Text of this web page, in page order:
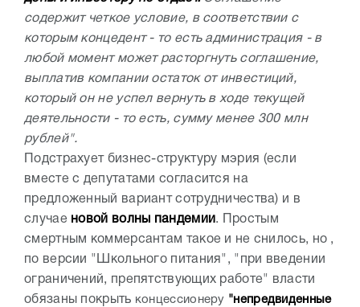
содержит четкое условие, в соответствии с
которым концедент - то есть администрация - в
любой момент может расторгнуть соглашение,
выплатив компании остаток от инвестиций,
который он не успел вернуть в ходе текущей
деятельности - то есть, сумму менее 300 млн
рублей".
Подстрахует бизнес-структуру мэрия (если
вместе с депутатами согласится на
предложенный вариант сотрудничества) и в
случае новой волны пандемии . Простым
смертным коммерсантам такое и не снилось, но ,
по версии "Школьного питания", "при введении
ограничений, препятствующих работе" власти
обязаны покрыть концессионеру "непредвиденные